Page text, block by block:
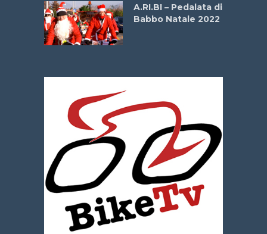
A.RI.BI – Pedalata di
Babbo Natale 2022